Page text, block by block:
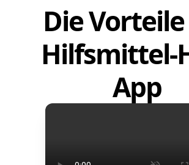
Die
Hilfsmittel-
App